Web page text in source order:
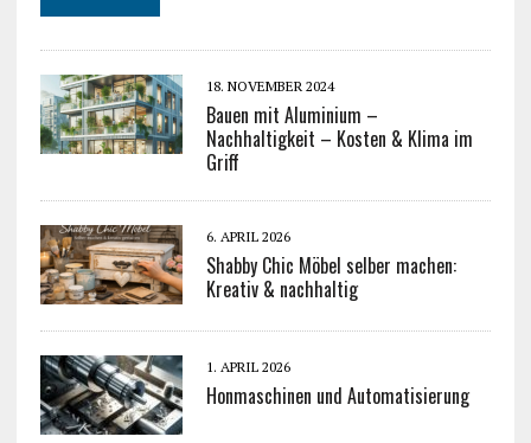
18. NOVEMBER 2024
Bauen mit Aluminium –
Nachhaltigkeit – Kosten & Klima im
Griff
6. APRIL 2026
Shabby Chic Möbel selber machen:
Kreativ & nachhaltig
1. APRIL 2026
Honmaschinen und Automatisierung